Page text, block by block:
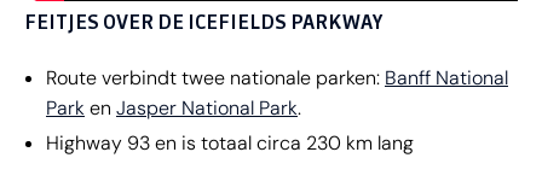
FEITJES OVER DE ICEFIELDS PARKWAY
Route verbindt twee nationale parken: Banff National
Parken Jasper National Park.
Highway 93 en is totaal circa 230 km lang